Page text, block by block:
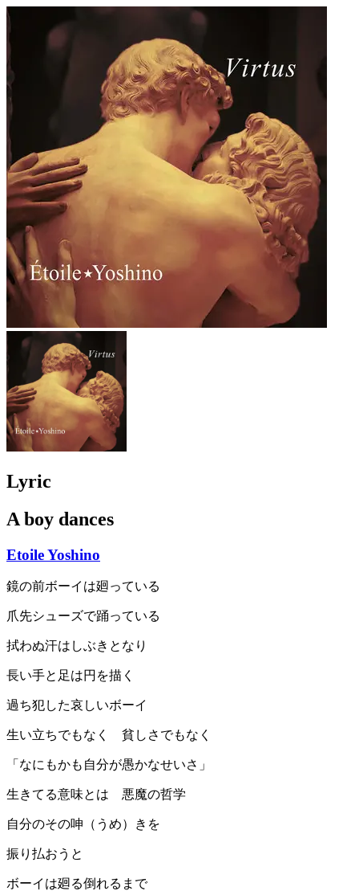
Lyric
A boy dances
Etoile Yoshino
鏡の前ボーイは廻っている
爪先シューズで踊っている
拭わぬ汗はしぶきとなり
長い手と足は円を描く
過ち犯した哀しいボーイ
生い立ちでもなく 貧しさでもなく
「なにもかも自分が愚かなせいさ」
生きてる意味とは 悪魔の哲学
自分のその呻（うめ）きを
振り払おうと
ボーイは廻る倒れるまで